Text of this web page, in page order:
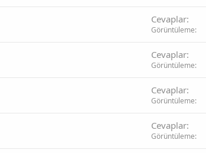
Cevaplar
Görüntüleme
Cevaplar
Görüntüleme
Cevaplar
Görüntüleme
Cevaplar
Görüntüleme